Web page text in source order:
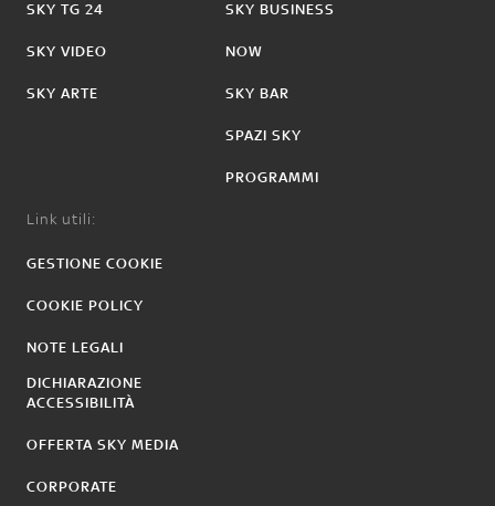
SKY TG 24
SKY VIDEO
SKY ARTE
SKY BUSINESS
NOW
SKY BAR
SPAZI SKY
PROGRAMMI
Link utili:
GESTIONE COOKIE
COOKIE POLICY
NOTE LEGALI
DICHIARAZIONE
ACCESSIBILITÀ
OFFERTA SKY MEDIA
CORPORATE